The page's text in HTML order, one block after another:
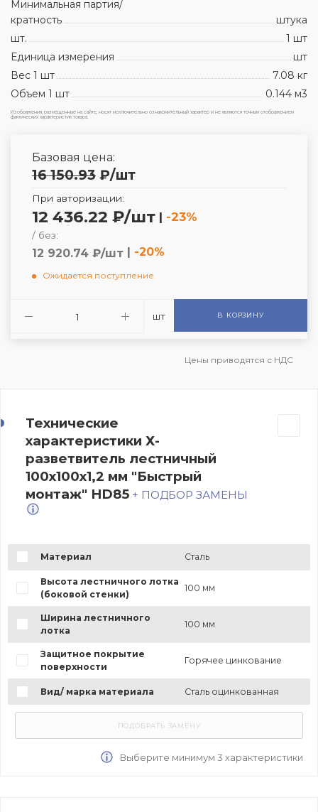
Минимальная партия/
кратность
штука
шт.
1 шт
Единица измерения
шт
Вес 1 шт
7.08 кг
Объем 1 шт
0.144 м3
Изображения, размещенные на сайте, носят исключительно ознакомительный характер и не являются точным отображением
фактических характеристик товара.
Базовая цена:
16 150.93 ₽/шт
При авторизации:
12 436.22 ₽/шт | -23%
/ без:
12 920.74 ₽/шт -20%
Ожидается поступление
шт В КОРЗИНУ
Цены приводятся с НДС
Технические
характеристики Х-
разветвитель лестничный
100х100х1,2 мм "Быстрый
монтаж" HD85 + ПОДБОР ЗАМЕНЫ
Материал Сталь
Высота лестничного лотка
(боковой стенки)
100 мм
Ширина лестничного
лотка
100 мм
Защитное покрытие
поверхности
Горячее цинкование
Вид/ марка материала Сталь оцинкованная
Выберите минимум 3 характеристики